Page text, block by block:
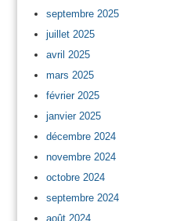
septembre 2025
juillet 2025
avril 2025
mars 2025
février 2025
janvier 2025
décembre 2024
novembre 2024
octobre 2024
septembre 2024
août 2024